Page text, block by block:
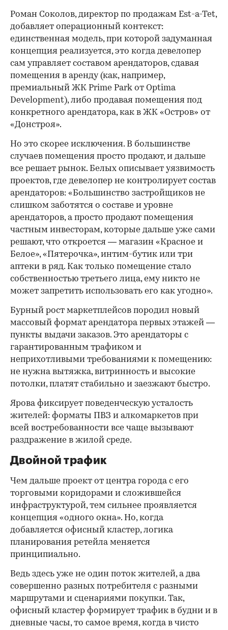
Роман Соколов, директор по продажам Est-a-Tet,
добавляет операционный контекст:
единственная модель, при которой задуманная
концепция реализуется, это когда девелопер
сам управляет составом арендаторов, сдавая
помещения в аренду (как, например,
премиальный ЖК Prime Park от Optima
Development), либо продавая помещения под
конкретного арендатора, как в ЖК «Остров» от
«Донстроя».
Но это скорее исключения. В большинстве
случаев помещения просто продают, и дальше
все решает рынок. Белых описывает уязвимость
проектов, где девелопер не контролирует состав
арендаторов: «Большинство застройщиков не
слишком заботятся о составе и уровне
арендаторов, а просто продают помещения
частным инвесторам, которые дальше уже сами
решают, что откроется — магазин «Красное и
Белое», «Пятерочка», интим-бутик или три
аптеки в ряд. Как только помещение стало
собственностью третьего лица, ему никто не
может запретить использовать его как угодно».
Бурный рост маркетплейсов породил новый
массовый формат арендатора первых этажей —
пункты выдачи заказов. Это арендаторы с
гарантированным трафиком и
неприхотливыми требованиями к помещению:
не нужна вытяжка, витринность и высокие
потолки, платят стабильно и заезжают быстро.
Ярова фиксирует поведенческую усталость
жителей: форматы ПВЗ и алкомаркетов при
всей востребованности все чаще вызывают
раздражение в жилой среде.
Двойной трафик
Чем дальше проект от центра города с его
торговыми коридорами и сложившейся
инфраструктурой, тем сильнее проявляется
концепция «одного окна». Но, когда
добавляется офисный кластер, логика
планирования ретейла меняется
принципиально.
Ведь здесь уже не один поток жителей, а два
совершенно разных потребителя с разными
маршрутами и сценариями покупки. Так,
офисный кластер формирует трафик в будни и в
дневные часы, то самое время, когда в чисто